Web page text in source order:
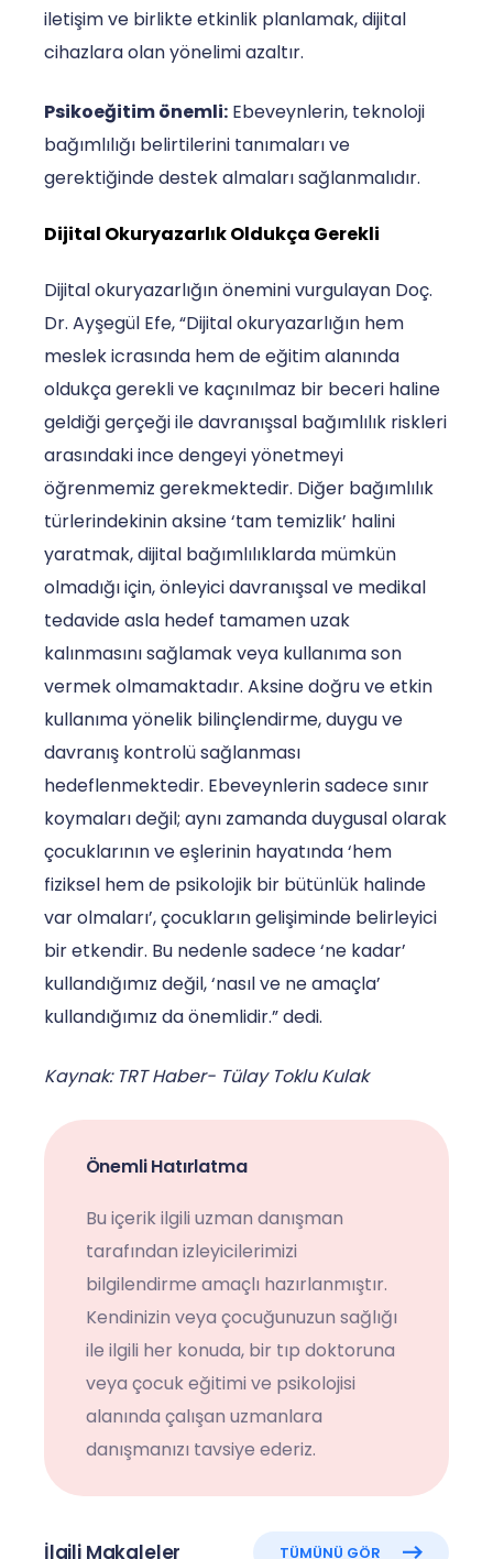
iletişim ve birlikte etkinlik planlamak, dijital
cihazlara olan yönelimi azaltır.
Psikoeğitim önemli: Ebeveynlerin, teknoloji
bağımlılığı belirtilerini tanımaları ve
gerektiğinde destek almaları sağlanmalıdır.
Dijital Okuryazarlık Oldukça Gerekli
Dijital okuryazarlığın önemini vurgulayan Doç.
Dr. Ayşegül Efe, “Dijital okuryazarlığın hem
meslek icrasında hem de eğitim alanında
oldukça gerekli ve kaçınılmaz bir beceri haline
geldiği gerçeği ile davranışsal bağımlılık riskleri
arasındaki ince dengeyi yönetmeyi
öğrenmemiz gerekmektedir. Diğer bağımlılık
türlerindekinin aksine ‘tam temizlik’ halini
yaratmak, dijital bağımlılıklarda mümkün
olmadığı için, önleyici davranışsal ve medikal
tedavide asla hedef tamamen uzak
kalınmasını sağlamak veya kullanıma son
vermek olmamaktadır. Aksine doğru ve etkin
kullanıma yönelik bilinçlendirme, duygu ve
davranış kontrolü sağlanması
hedeflenmektedir. Ebeveynlerin sadece sınır
koymaları değil; aynı zamanda duygusal olarak
çocuklarının ve eşlerinin hayatında ‘hem
fiziksel hem de psikolojik bir bütünlük halinde
var olmaları’, çocukların gelişiminde belirleyici
bir etkendir. Bu nedenle sadece ‘ne kadar’
kullandığımız değil, ‘nasıl ve ne amaçla’
kullandığımız da önemlidir.” dedi.
Kaynak: TRT Haber- Tülay Toklu Kulak
Önemli Hatırlatma
Bu içerik ilgili uzman danışman
tarafından izleyicilerimizi
bilgilendirme amaçlı hazırlanmıştır.
Kendinizin veya çocuğunuzun sağlığı
ile ilgili her konuda, bir tıp doktoruna
veya çocuk eğitimi ve psikolojisi
alanında çalışan uzmanlara
danışmanızı tavsiye ederiz.
İlgili Makaleler TÜMÜNÜ GÖR